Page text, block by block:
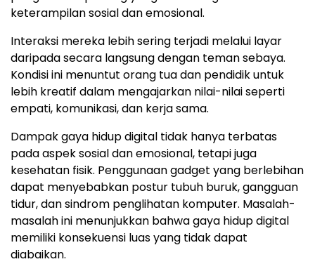
keterampilan sosial dan emosional.
Interaksi mereka lebih sering terjadi melalui layar
daripada secara langsung dengan teman sebaya.
Kondisi ini menuntut orang tua dan pendidik untuk
lebih kreatif dalam mengajarkan nilai-nilai seperti
empati, komunikasi, dan kerja sama.
Dampak gaya hidup digital tidak hanya terbatas
pada aspek sosial dan emosional, tetapi juga
kesehatan fisik. Penggunaan gadget yang berlebihan
dapat menyebabkan postur tubuh buruk, gangguan
tidur, dan sindrom penglihatan komputer. Masalah-
masalah ini menunjukkan bahwa gaya hidup digital
memiliki konsekuensi luas yang tidak dapat
diabaikan.